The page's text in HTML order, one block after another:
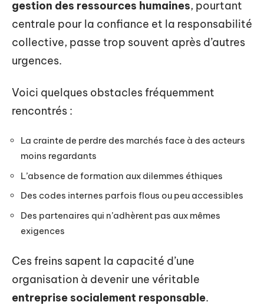
gestion des ressources humaines, pourtant
centrale pour la confiance et la responsabilité
collective, passe trop souvent après d’autres
urgences.
Voici quelques obstacles fréquemment
rencontrés :
La crainte de perdre des marchés face à des acteurs
moins regardants
L’absence de formation aux dilemmes éthiques
Des codes internes parfois flous ou peu accessibles
Des partenaires qui n’adhèrent pas aux mêmes
exigences
Ces freins sapent la capacité d’une
organisation à devenir une véritable
entreprise socialement responsable.